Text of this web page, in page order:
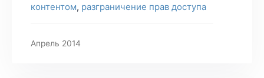
контентом, разграничение прав доступа
Апрель 2014